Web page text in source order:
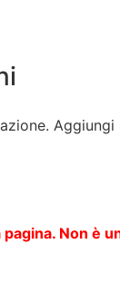
Aggiungi
Non è